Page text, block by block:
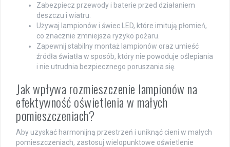
Zabezpiecz przewody i baterie przed działaniem
deszczu i wiatru.
Używaj lampionów i świec LED, które imitują płomień,
co znacznie zmniejsza ryzyko pożaru.
Zapewnij stabilny montaż lampionów oraz umieść
źródła światła w sposób, który nie powoduje oślepiania
i nie utrudnia bezpiecznego poruszania się.
Jak wpływa rozmieszczenie lampionów na
efektywność oświetlenia w małych
pomieszczeniach?
Aby uzyskać harmonijną przestrzeń i uniknąć cieni w małych
pomieszczeniach, zastosuj wielopunktowe oświetlenie